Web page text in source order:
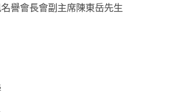
譽會長會副主席陳東岳先生